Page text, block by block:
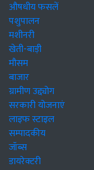
औषधीय फसलें
पशुपालन
मशीनरी
खेती-बाड़ी
मौसम
बाजार
ग्रामीण उद्द्योग
सरकारी योजनाएं
लाइफ स्टाइल
सम्पादकीय
जॉब्स
डायरेक्टरी